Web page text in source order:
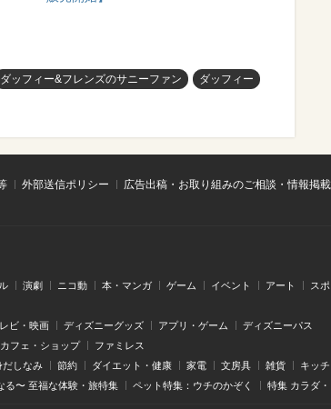
ダッフィー&フレンズのサニーファン ダッフィー
外部送信ポリシー
広告出稿・お取り組みのご相談・情報掲
演劇 ニコ動 本・マンガ ゲーム イベント アート ス
ビ・映画 ディズニーグッズ アプリ・ゲーム ディズニーパス
カフェ・ショップ ファミレス
だしなみ 節約 ダイエット・健康 家電 文房具 雑貨 キッ
る〜 至福な体験・旅特集 ペット特集：ウチのかぞく 特集 カラダ